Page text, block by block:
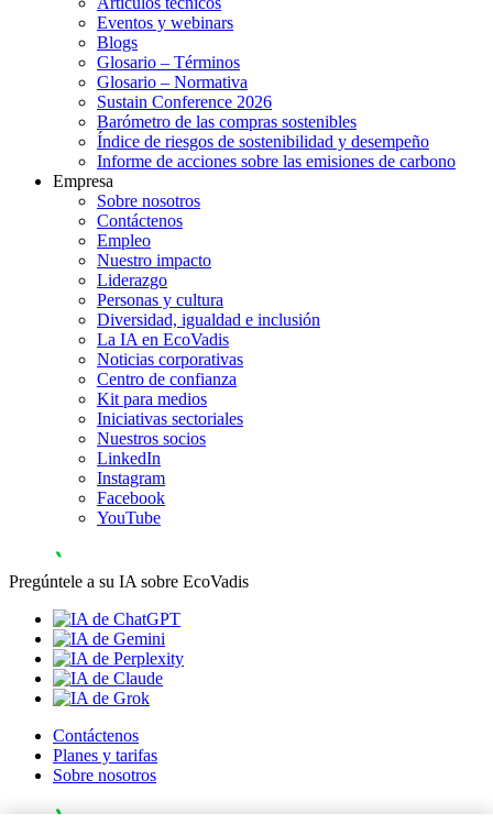
Eventos y webinars
Blogs
Glosario – Términos
Glosario – Normativa
Sustain Conference 2026
Barómetro de las compras sostenibles
Índice de riesgos de sostenibilidad y desempeño
Informe de acciones sobre las emisiones de carbono
Empresa
Sobre nosotros
Contáctenos
Empleo
Nuestro impacto
Liderazgo
Personas y cultura
Diversidad, igualdad e inclusión
La IA en EcoVadis
Noticias corporativas
Centro de confianza
Kit para medios
Iniciativas sectoriales
Nuestros socios
LinkedIn
Instagram
Facebook
YouTube
Pregúntele a su IA sobre EcoVadis
Contáctenos
Planes y tarifas
Sobre nosotros